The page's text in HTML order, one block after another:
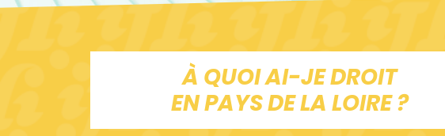
À QUOI AI-JE DROIT
EN PAYS DE LA LOIRE ?